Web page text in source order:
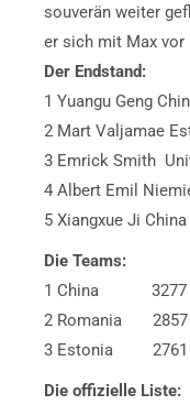
souverän weiter
er sich mit Max vor
Der Endstand:
1 Yuangu
2 Mart
3 Emrick Smith
4 Albert Emil
5
Die Teams:
1 China 3277
2 Romania 2857
3 Estonia 2761
Die offizielle Liste: